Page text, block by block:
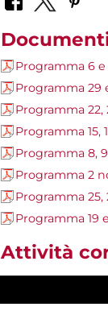
Programma 6
Programma 29
Programma
Programma 15,
Programma 8,
Programma 2
Programma
Programma 19
Attività